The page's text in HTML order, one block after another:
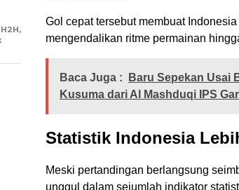
Gol cepat tersebut membuat
mengendalikan ritme permainan
Baca Juga :
Baru Sepekan Usai
Kusuma dari Al Mashduqi IPS
Statistik Indonesia
Meski pertandingan berlangsung
unggul dalam sejumlah indikator